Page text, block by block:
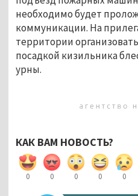
необходимо будет
коммуникации. На
территории
посадкой кизильника
урны.
КАК ВАМ НОВОСТЬ?
0 0 0 0 0